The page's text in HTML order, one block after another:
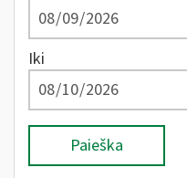
Iki
Paieška